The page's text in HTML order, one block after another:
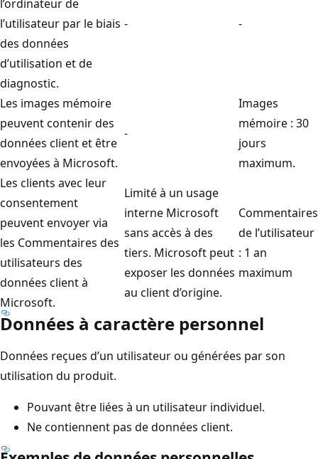
l’ordinateur de
l’utilisateur par le biais
des données
d’utilisation et de
diagnostic.
- -
Les images mémoire
peuvent contenir des
données client et être
envoyées à Microsoft.
-
Images
mémoire : 30
jours
maximum.
Les clients avec leur
consentement
peuvent envoyer via
les Commentaires des
utilisateurs des
données client à
Microsoft.
Limité à un usage
interne Microsoft
sans accès à des
tiers. Microsoft peut
exposer les données
au client d’origine.
Commentaires
de l’utilisateur
: 1 an
maximum
Données à caractère personnel
Données reçues d’un utilisateur ou générées par son
utilisation du produit.
Pouvant être liées à un utilisateur individuel.
Ne contiennent pas de données client.